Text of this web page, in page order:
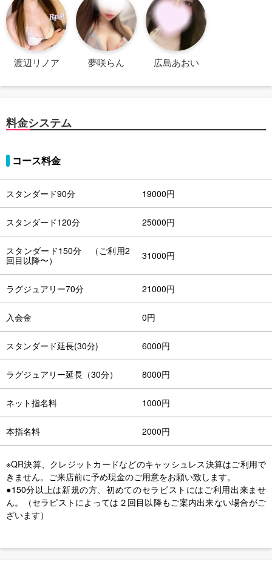
渡辺リノア 夢咲らん 広島あおい
料金システム
コース料金
スタンダード90分 19000円
スタンダード120分 25000円
スタンダード150分 （ご利用2
回目以降〜）
31000円
ラグジュアリー70分 21000円
入会金 0円
スタンダード延長(30分) 6000円
ラグジュアリー延長（30分） 8000円
ネット指名料 1000円
本指名料 2000円
※QR決算、クレジットカードなどのキャッシュレス決算はご利用で
きません。ご来店前に予め現金のご用意をお願い致します。
●150分以上は新規の方、初めてのセラピストにはご利用出来ませ
ん。（セラピストによっては２回目以降もご案内出来ない場合がご
ざいます）